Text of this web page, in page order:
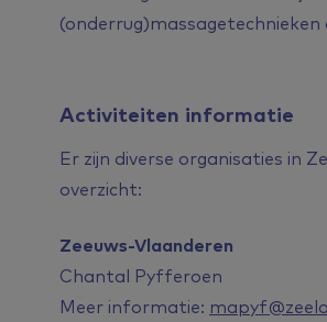
Activiteiten informatie
Er zijn diverse organisaties in
overzicht:
Zeeuws-Vlaanderen
Chantal Pyfferoen
Meer informatie: